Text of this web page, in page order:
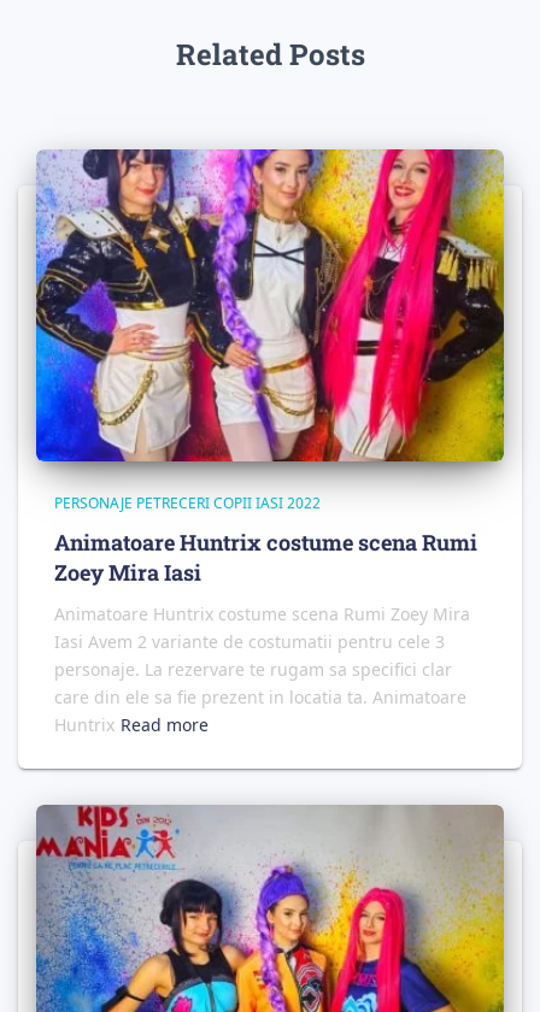
Related Posts
PERSONAJE PETRECERI COPII IASI 2022
Animatoare Huntrix costume scena Rumi
Zoey Mira Iasi
Animatoare Huntrix costume scena Rumi Zoey Mira
Iasi Avem 2 variante de costumatii pentru cele 3
personaje. La rezervare te rugam sa specifici clar
care din ele sa fie prezent in locatia ta. Animatoare
Huntrix Read more